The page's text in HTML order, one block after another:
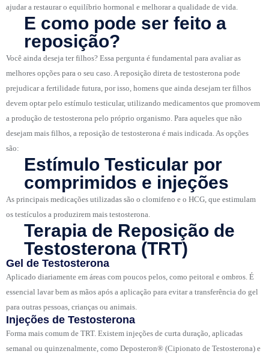
ajudar a restaurar o equilíbrio hormonal e melhorar a qualidade de vida.
E como pode ser feito a
reposição?
Você ainda deseja ter filhos? Essa pergunta é fundamental para avaliar as
melhores opções para o seu caso. A reposição direta de testosterona pode
prejudicar a fertilidade futura, por isso, homens que ainda desejam ter filhos
devem optar pelo estímulo testicular, utilizando medicamentos que promovem
a produção de testosterona pelo próprio organismo. Para aqueles que não
desejam mais filhos, a reposição de testosterona é mais indicada. As opções
são:
Estímulo Testicular por
comprimidos e injeções
As principais medicações utilizadas são o clomifeno e o HCG, que estimulam
os testículos a produzirem mais testosterona.
Terapia de Reposição de
Testosterona (TRT)
Gel de Testosterona
Aplicado diariamente em áreas com poucos pelos, como peitoral e ombros. É
essencial lavar bem as mãos após a aplicação para evitar a transferência do gel
para outras pessoas, crianças ou animais.
Injeções de Testosterona
Forma mais comum de TRT. Existem injeções de curta duração, aplicadas
semanal ou quinzenalmente, como Deposteron® (Cipionato de Testosterona) e